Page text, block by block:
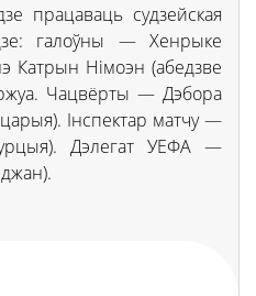
працаваць судзейская
галоўны — Хенрыке
Катрын Німоэн (абедзве
Чацвёрты — Дэбора
Інспектар матчу —
Дэлегат УЕФА —